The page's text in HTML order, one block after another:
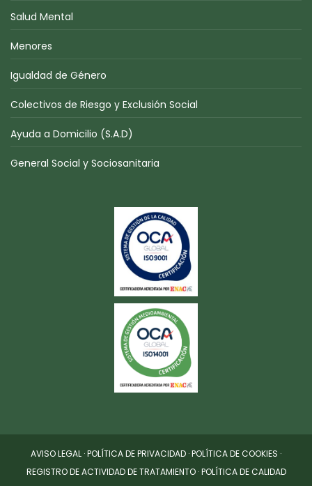
Salud Mental
Menores
Igualdad de Género
Colectivos de Riesgo y Exclusión Social
Ayuda a Domicilio (S.A.D)
General Social y Sociosanitaria
AVISO LEGAL ·POLÍTICA DE PRIVACIDAD ·POLÍTICA DE COOKIES ·
REGISTRO DE ACTIVIDAD DE TRATAMIENTO·POLÍTICA DE CALIDAD